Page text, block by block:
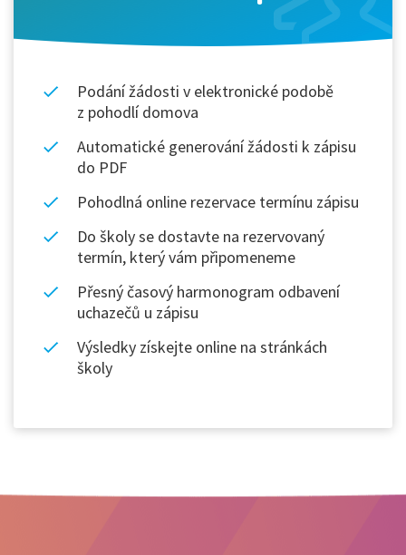
Podání žádosti v elektronické podobě
z pohodlí domova
Automatické generování žádosti k zápisu
do PDF
Pohodlná online rezervace termínu zápisu
Do školy se dostavte na rezervovaný
termín, který vám připomeneme
Přesný časový harmonogram odbavení
uchazečů u zápisu
Výsledky získejte online na stránkách
školy